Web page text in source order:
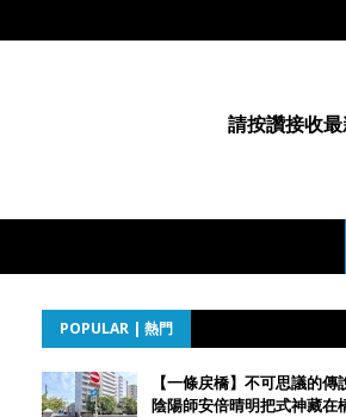
請按讚接收
POPULAR | 熱門
【一條戻橋】不可思議的
陰陽師安倍晴明把式神藏在